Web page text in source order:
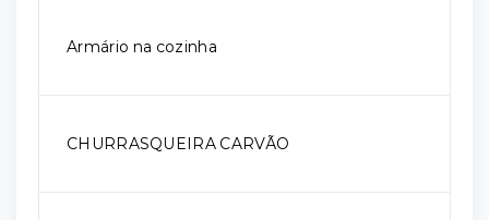
Armário na cozinha
CHURRASQUEIRA CARVÃO